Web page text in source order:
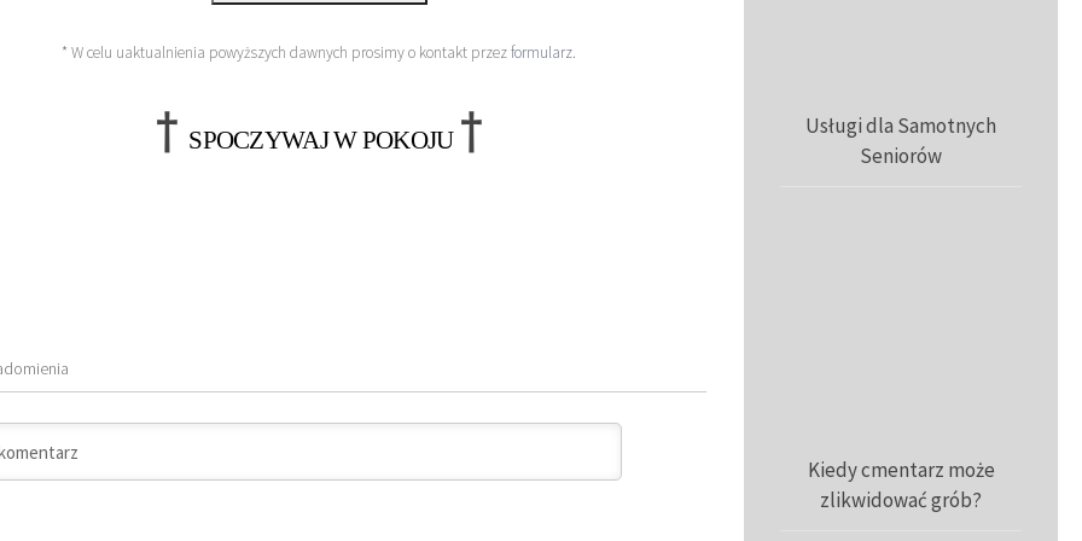
* W celu uaktualnienia powyższych dawnych prosimy o kontakt przezformularz.
† SPOCZYWAJ W POKOJU †
Usługi dla Samotnych
Seniorów
Kiedy cmentarz może
zlikwidować grób?